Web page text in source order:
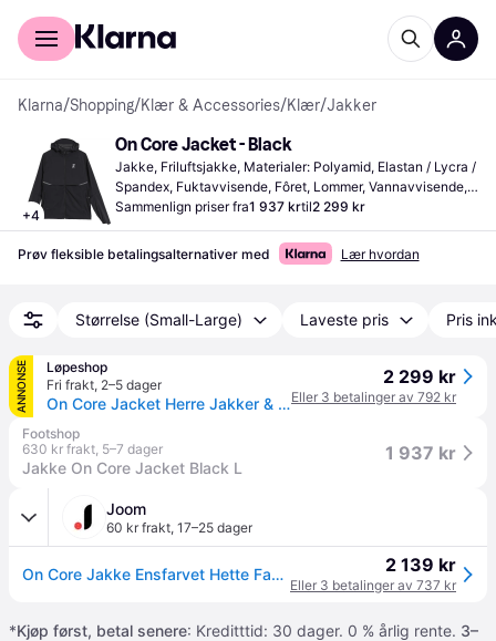
For kunder
Klarna/Shopping/Klær & Accessories/Klær/Jakker
+4
On Core Jacket - Black
Jakke, Friluftsjakke, Materialer: Polyamid, Elastan / Lycra /
Spandex, Fuktavvisende, Fôret, Lommer, Vannavvisende,
Pustende, Hette, Reflekser
Sammenlign priser fra1 937 krtil2 299 kr
Prøv fleksible betalingsalternativer med Lær hvordan
Størrelse (Small-Large) Laveste pris Pris
ANNONSE
Løpeshop
Fri frakt, 2–5 dager
On Core Jacket Herre Jakker & vester Svart
2 299 kr
Eller 3 betalinger av 792 kr
Footshop
630 kr frakt, 5–7 dager
Jakke On Core Jacket Black L
1 937 kr
Joom
60 kr frakt, 17–25 dager
On Core Jakke Ensfarvet Hette Fashi Allsidig Langermet Jakke Herrejakker Svart 1ME10330553 XL 2 139 kr
Eller 3 betalinger av 737 kr
*Kjøp først, betal senere: Kreditttid: 30 dager. 0 % årlig rente. 3–